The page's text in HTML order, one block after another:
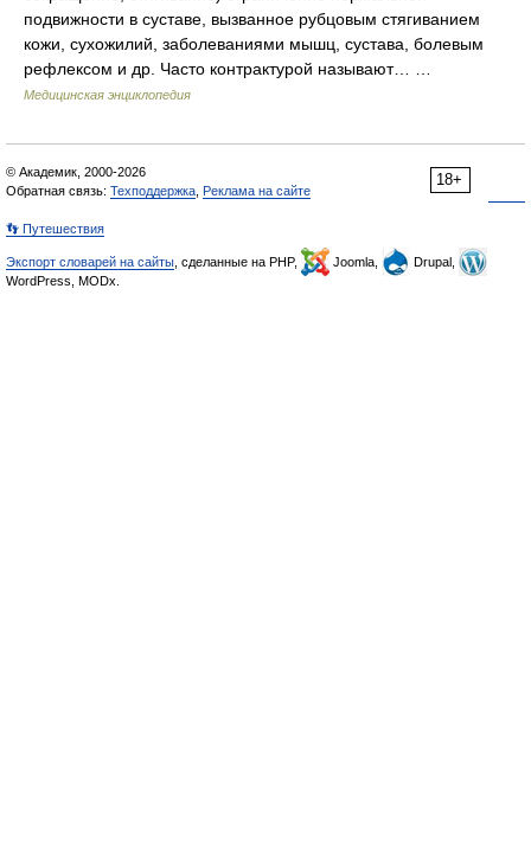
подвижности в суставе, вызванное рубцовым стягиванием
кожи, сухожилий, заболеваниями мышц, сустава, болевым
рефлексом и др. Часто контрактурой называют… …
Медицинская энциклопедия
18+
© Академик, 2000-2026
Обратная связь: Техподдержка Реклама на сайте
👣 Путешествия
Экспорт словарей на сайты , сделанные на PHP, Joomla,
Drupal,
WordPress, MODx.